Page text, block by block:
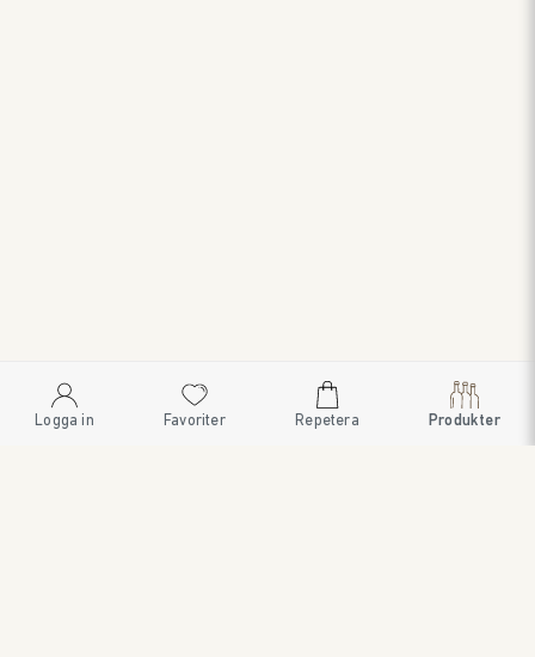
Logga in Favoriter Repetera Produkter